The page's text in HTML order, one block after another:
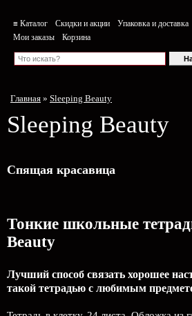
≡ Каталог Скидки и акции Упаковка и доставка
Мои заказы
Корзина
Главная » Sleeping Beauty
Sleeping Beauty
Спящая красавица
Тонкие школьные
Beauty
Лучший способ связать хорошее
такой тетрадью c любимым